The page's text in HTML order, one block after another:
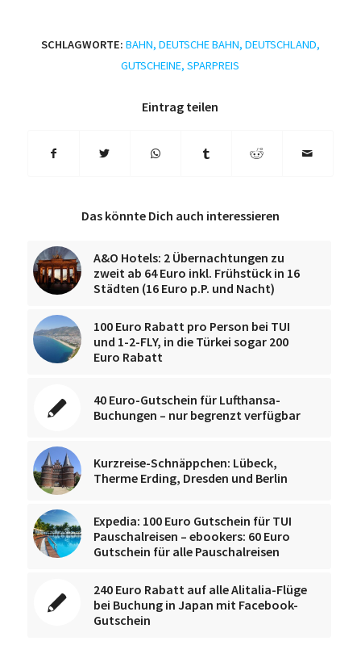
SCHLAGWORTE: BAHN, DEUTSCHE BAHN, DEUTSCHLAND,
GUTSCHEINE,SPARPREIS
Eintrag teilen
Das könnte Dich auch interessieren
A&O Hotels: 2 Übernachtungen zu
zweit ab 64 Euro inkl. Frühstück in 16
Städten (16 Euro p.P. und Nacht)
100 Euro Rabatt pro Person bei TUI
und 1-2-FLY, in die Türkei sogar 200
Euro Rabatt
40 Euro-Gutschein für Lufthansa-
Buchungen – nur begrenzt verfügbar
Kurzreise-Schnäppchen: Lübeck,
Therme Erding, Dresden und Berlin
Expedia: 100 Euro Gutschein für TUI
Pauschalreisen – ebookers: 60 Euro
Gutschein für alle Pauschalreisen
240 Euro Rabatt auf alle Alitalia-Flüge
bei Buchung in Japan mit Facebook-
Gutschein